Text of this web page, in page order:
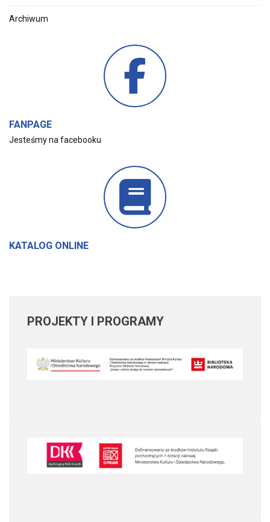
Archiwum
FANPAGE
Jesteśmy na facebooku
KATALOG ONLINE
PROJEKTY I PROGRAMY